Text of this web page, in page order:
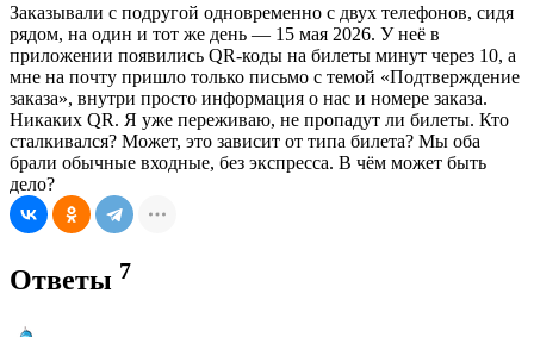
Заказывали с подругой одновременно с двух телефонов, сидя
рядом, на один и тот же день — 15 мая 2026. У неё в
приложении появились QR-коды на билеты минут через 10, а
мне на почту пришло только письмо с темой «Подтверждение
заказа», внутри просто информация о нас и номере заказа.
Никаких QR. Я уже переживаю, не пропадут ли билеты. Кто
сталкивался? Может, это зависит от типа билета? Мы оба
брали обычные входные, без экспресса. В чём может быть
дело?
Ответы 7